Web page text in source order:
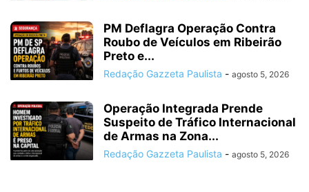
PM Deflagra Operação Contra
Roubo de Veículos em Ribeirão
Preto e...
Redação Gazzeta Paulista - agosto 5, 2026
Operação Integrada Prende
Suspeito de Tráfico Internacional
de Armas na Zona...
Redação Gazzeta Paulista - agosto 5, 2026